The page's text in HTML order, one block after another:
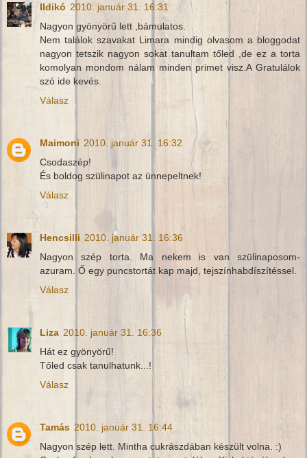
Ildikó 2010. január 31. 16:31
Nagyon gyönyörű lett ,bámulatos.
Nem találok szavakat Limara mindig olvasom a bloggodat
nagyon tetszik nagyon sokat tanultam tőled ,de ez a torta
komolyan mondom nálam minden primet visz.A Gratulálok
szó ide kevés.
Válasz
Maimoni 2010. január 31. 16:32
Csodaszép!
És boldog szülinapot az ünnepeltnek!
Válasz
Hencsilli 2010. január 31. 16:36
Nagyon szép torta. Ma nekem is van szülinaposom-
azuram. Ő egy puncstortát kap majd, tejszínhabdíszítéssel.
Válasz
Liza 2010. január 31. 16:36
Hát ez gyönyörű!
Tőled csak tanulhatunk...!
Válasz
Tamás 2010. január 31. 16:44
Nagyon szép lett. Mintha cukrászdában készült volna. :)